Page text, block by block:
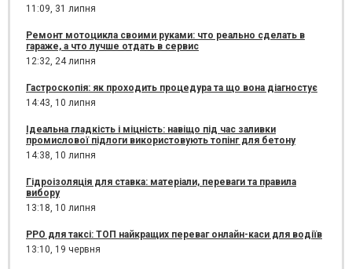
11:09, 31 липня
Ремонт мотоцикла своими руками: что реально сделать в
гараже, а что лучше отдать в сервис
12:32, 24 липня
Гастроскопія: як проходить процедура та що вона діагностує
14:43, 10 липня
Ідеальна гладкість і міцність: навіщо під час заливки
промислової підлоги використовують топінг для бетону
14:38, 10 липня
Гідроізоляція для ставка: матеріали, переваги та правила
вибору
13:18, 10 липня
РРО для таксі: ТОП найкращих переваг онлайн-каси для водіїв
13:10, 19 червня